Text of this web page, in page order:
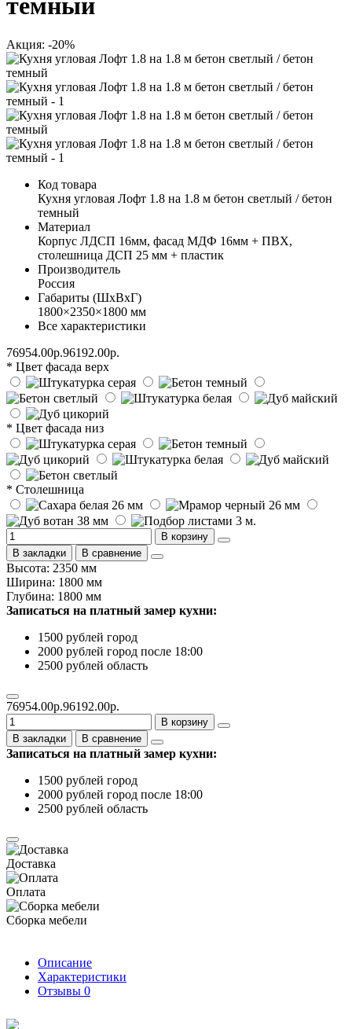
темный
Акция: -20%
Код товара
Кухня угловая Лофт 1.8 на 1.8 м бетон светлый / бетон
темный
Материал
Корпус ЛДСП 16мм, фасад МДФ 16мм + ПВХ,
столешница ДСП 25 мм + пластик
Производитель
Россия
Габариты (ШхВхГ)
1800×2350×1800 мм
Все характеристики
76954.00р.96192.00р.
* Цвет фасада верх
* Цвет фасада низ
* Столешница
В корзину
В закладки
В сравнение
Высота: 2350 мм
Ширина: 1800 мм
Глубина: 1800 мм
Записаться на платный замер кухни:
1500 рублей город
2000 рублей город после 18:00
2500 рублей область
76954.00р.96192.00р.
В корзину
В закладки
В сравнение
Записаться на платный замер кухни:
1500 рублей город
2000 рублей город после 18:00
2500 рублей область
Доставка
Оплата
Сборка мебели
Описание
Характеристики
Отзывы 0